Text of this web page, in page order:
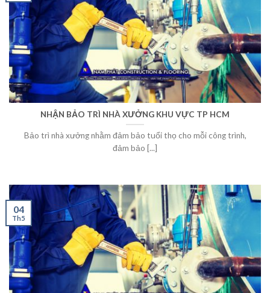
NHẬN BẢO TRÌ NHÀ XƯỞNG KHU VỰC TP HCM
Bảo trì nhà xưởng nhằm đảm bảo tuổi thọ cho mỗi công trình,
đảm bảo [...]
04
Th5